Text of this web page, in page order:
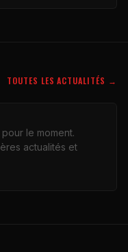
TOUTES LES ACTUALITÉS →
le moment.
actualités et